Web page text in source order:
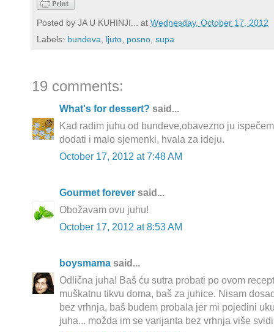
Posted by JA U KUHINJI... at Wednesday, October 17, 2012
Labels: bundeva, ljuto, posno, supa
19 comments:
What's for dessert? said...
Kad radim juhu od bundeve,obavezno ju
dodati i malo sjemenki, hvala za ideju.
October 17, 2012 at 7:48 AM
Gourmet forever said...
Obožavam ovu juhu!
October 17, 2012 at 8:53 AM
boysmama said...
Odlična juha! Baš ću sutra probati po ovom
muškatnu tikvu doma, baš za juhice. Nisam
bez vrhnja, baš budem probala jer mi pojedini
juha... možda im se varijanta bez vrhnja više